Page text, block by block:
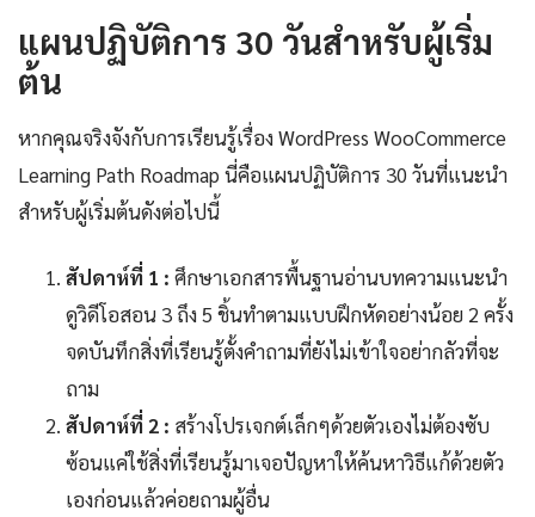
แผนปฏิบัติการ 30 วันสำหรับผู้เริ่ม
ต้น
หากคุณจริงจังกับการเรียนรู้เรื่อง WordPress WooCommerce
Learning Path Roadmap นี่คือแผนปฏิบัติการ 30 วันที่แนะนำ
สำหรับผู้เริ่มต้นดังต่อไปนี้
สัปดาห์ที่ 1 : ศึกษาเอกสารพื้นฐานอ่านบทความแนะนำ
ดูวิดีโอสอน 3 ถึง 5 ชิ้นทำตามแบบฝึกหัดอย่างน้อย 2 ครั้ง
จดบันทึกสิ่งที่เรียนรู้ตั้งคำถามที่ยังไม่เข้าใจอย่ากลัวที่จะ
ถาม
สัปดาห์ที่ 2 : สร้างโปรเจกต์เล็กๆด้วยตัวเองไม่ต้องซับ
ซ้อนแค่ใช้สิ่งที่เรียนรู้มาเจอปัญหาให้ค้นหาวิธีแก้ด้วยตัว
เองก่อนแล้วค่อยถามผู้อื่น